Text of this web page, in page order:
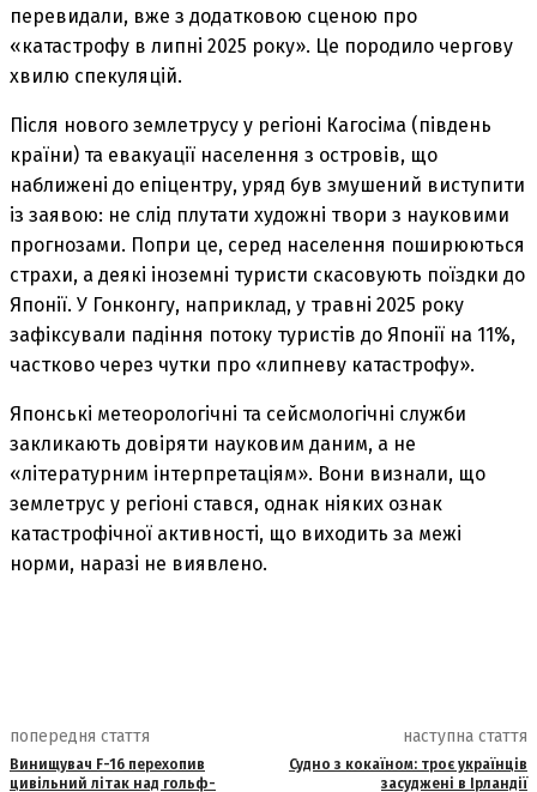
перевидали, вже з додатковою сценою про
«катастрофу в липні 2025 року». Це породило чергову
хвилю спекуляцій.
Після нового землетрусу у регіоні Кагосіма (південь
країни) та евакуації населення з островів, що
наближені до епіцентру, уряд був змушений виступити
із заявою: не слід плутати художні твори з науковими
прогнозами. Попри це, серед населення поширюються
страхи, а деякі іноземні туристи скасовують поїздки до
Японії. У Гонконгу, наприклад, у травні 2025 року
зафіксували падіння потоку туристів до Японії на 11%,
частково через чутки про «липневу катастрофу».
Японські метеорологічні та сейсмологічні служби
закликають довіряти науковим даним, а не
«літературним інтерпретаціям». Вони визнали, що
землетрус у регіоні стався, однак ніяких ознак
катастрофічної активності, що виходить за межі
норми, наразі не виявлено.
попередня стаття
Винищувач F-16 перехопив
цивільний літак над гольф-
наступна стаття
Судно з кокаїном: троє українців
засуджені в Ірландії